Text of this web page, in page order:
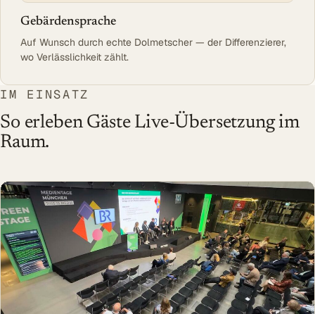
Gebärdensprache
Auf Wunsch durch echte Dolmetscher — der Differenzierer,
wo Verlässlichkeit zählt.
IM EINSATZ
So erleben Gäste Live-Übersetzung im
Raum.